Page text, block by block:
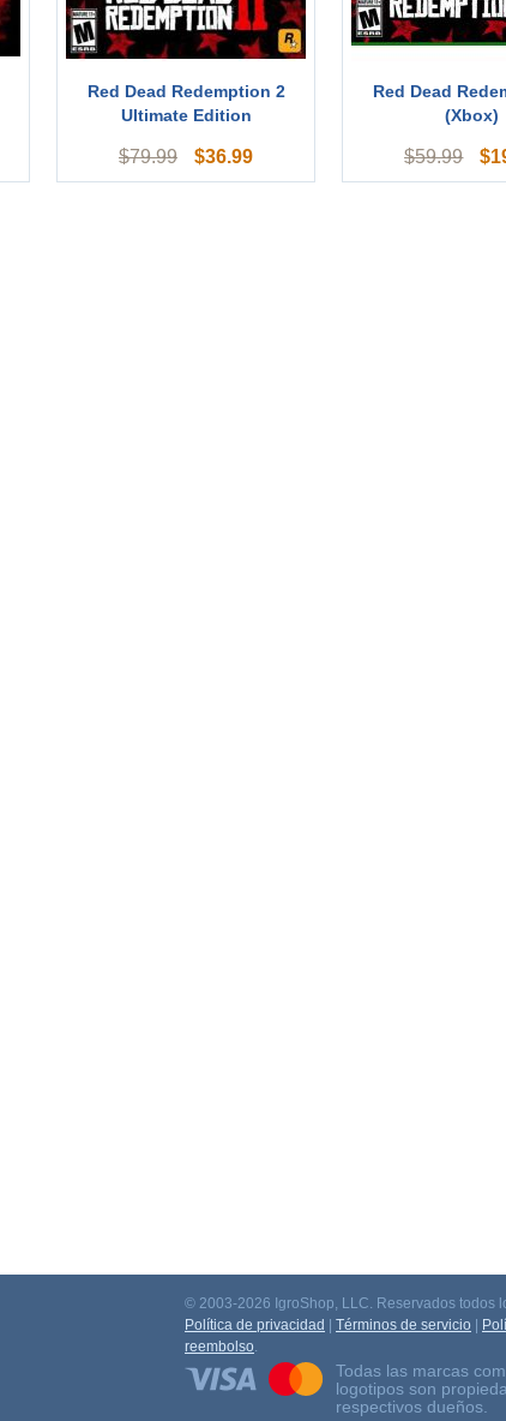
Red Dead Redemption 2
Ultimate Edition
$79.99 $36.99
Red Dead
(Xbox)
$59.99 $
© 2003-2026 IgroShop, LLC. Reservados todos
Política de privacidad
Términos de servicio
reembolso.
Todas las marcas
logotipos son
respectivos dueños.